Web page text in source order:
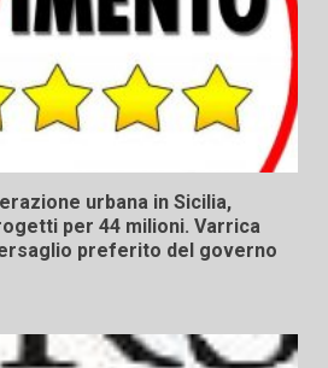
urbana in Sicilia,
per 44 milioni. Varrica
preferito del governo